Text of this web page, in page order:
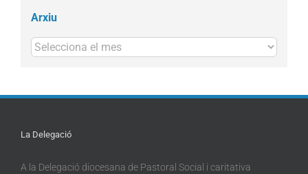
Arxiu
Arxius
La Delegació
A la Delegació diocesana de Pastoral Social i caritativa